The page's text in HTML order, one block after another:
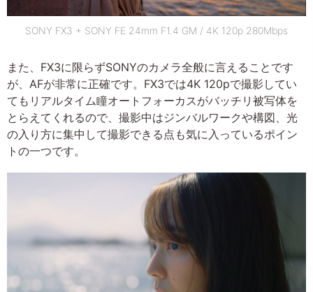
SONY FX3 + SONY FE 24mm F1.4 GM / 4K 120p 280Mbps
また、FX3に限らずSONYのカメラ全般に言えることです
が、AFが非常に正確です。FX3では4K 120pで撮影してい
てもリアルタイム瞳オートフォーカスがバッチリ被写体を
とらえてくれるので、撮影中はジンバルワークや構図、光
の入り方に集中して撮影できる点も気に入っているポイン
トの一つです。